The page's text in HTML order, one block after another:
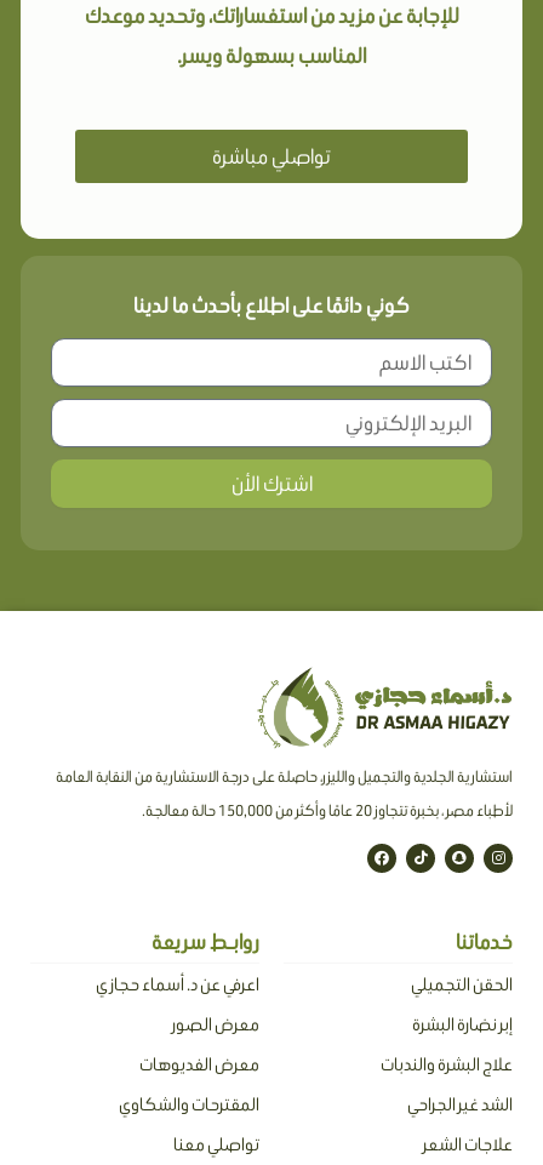
للإجابة عن مزيد من استفساراتك، وتحديد موعدك
المناسب بسهولة ويسر.
تواصلي مباشرة
كوني دائمًا على اطلاع بأحدث ما لدينا
اشترك الأن
استشارية الجلدية والتجميل والليزر، حاصلة على درجة الاستشارية من النقابة العامة
لأطباء مصر ، بخبرة تتجاوز 20 عامًا وأكثر من 150,000 حالة معالجة.
I
n
s
a
S
n
a
a
t
T
i
k
F
a
c
خدماتنا
الحقن التجميلي
إبر نضارة البشرة
علاج البشرة والندبات
الشد غير الجراحي
علاجات الشعر
روابـط سريعة
اعرفي عن د. أسماء حجازي
معرض الصور
معرض الفديوهات
المقترحات والشكاوي
تواصلي معنا